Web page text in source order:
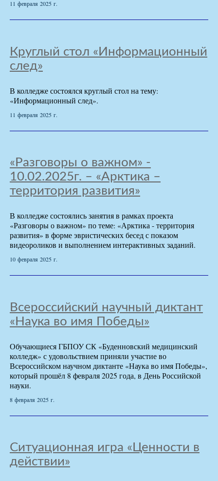
11 февраля 2025 г.
Круглый стол «Информационный
след»
В колледже состоялся круглый стол на тему:
«Информационный след».
11 февраля 2025 г.
«Разговоры о важном» -
10.02.2025г. – «Арктика –
территория развития»
В колледже состоялись занятия в рамках проекта
«Разговоры о важном» по теме: «Арктика - территория
развития» в форме эвристических бесед с показом
видеороликов и выполнением интерактивных заданий.
10 февраля 2025 г.
Всероссийский научный диктант
«Наука во имя Победы»
Обучающиеся ГБПОУ СК «Буденновский медицинский
колледж» с удовольствием приняли участие во
Всероссийском научном диктанте «Наука во имя Победы»,
который прошёл 8 февраля 2025 года, в День Российской
науки.
8 февраля 2025 г.
Ситуационная игра «Ценности в
действии»